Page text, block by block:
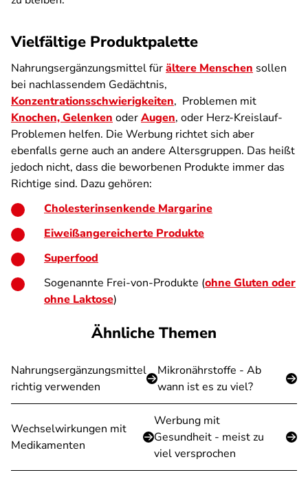
Vielfältige Produktpalette
Nahrungsergänzungsmittel fürältere Menschen sollen
bei nachlassendem Gedächtnis,
Konzentrationsschwierigkeiten, Problemen mit
Knochen, Gelenken oderAugen, oder Herz-Kreislauf-
Problemen helfen. Die Werbung richtet sich aber
ebenfalls gerne auch an andere Altersgruppen. Das heißt
jedoch nicht, dass die beworbenen Produkte immer das
Richtige sind. Dazu gehören:
Cholesterinsenkende Margarine
Eiweißangereicherte Produkte
Superfood
Sogenannte Frei-von-Produkte (ohne Gluten oder
ohne Laktose)
Ähnliche Themen
Nahrungsergänzungsmittel
richtig verwenden
Mikronährstoffe - Ab
wann ist es zu viel?
Wechselwirkungen mit
Medikamenten
Werbung mit
Gesundheit - meist zu
viel versprochen